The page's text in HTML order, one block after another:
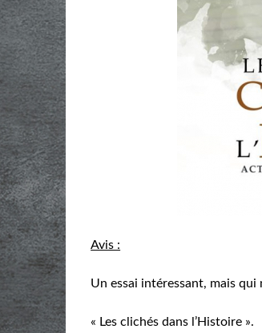
Avis :
Un essai intéressant, mais qui
« Les clichés dans l’Histoire ».